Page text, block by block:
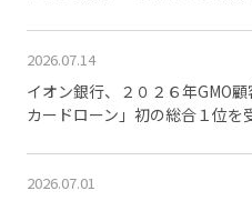
2026.07.14
イオン銀行、２０２６年GMO
カードローン」初の総合１位を
2026.07.01